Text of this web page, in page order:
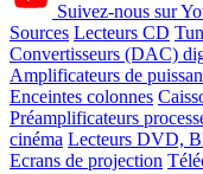
Suivez-nous sur
Sources Lecteurs CD
Convertisseurs (DAC)
Amplificateurs de
Enceintes colonnes
Préamplificateurs
cinéma Lecteurs DVD,
Ecrans de projection